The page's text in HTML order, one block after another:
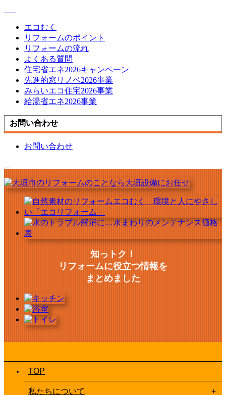
エコむく
リフォームのポイント
リフォームの流れ
よくある質問
住宅省エネ2026キャンペーン
先進的窓リノベ2026事業
みらいエコ住宅2026事業
給湯省エネ2026事業
お問い合わせ
お問い合わせ
知っトク！
リフォームに役立つ情報を
まとめました
TOP
私たちについて